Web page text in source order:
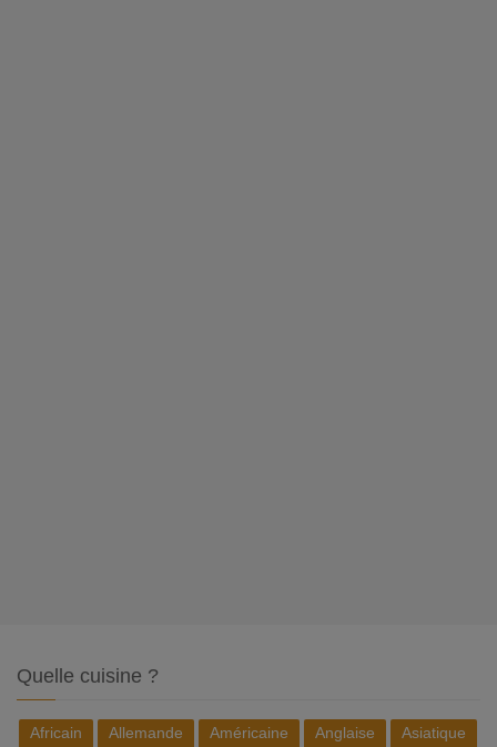
Quelle cuisine ?
Africain Allemande Américaine Anglaise
Asiatique